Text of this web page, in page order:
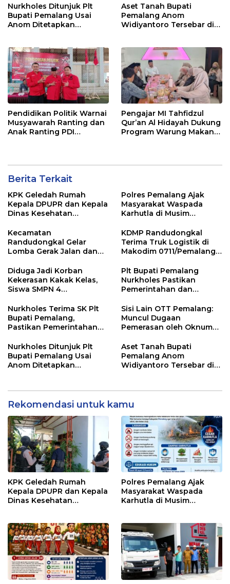
Nurkholes Ditunjuk Plt
Bupati Pemalang Usai
Anom Ditetapkan
Aset Tanah Bupati
Pemalang Anom
Widiyantoro Tersebar di
Pendidikan Politik Warnai
Musyawarah Ranting dan
Anak Ranting PDI
Pengajar MI Tahfidzul
Qur’an Al Hidayah Dukung
Program Warung Makan
Berita Terkait
KPK Geledah Rumah
Kepala DPUPR dan Kepala
Dinas Kesehatan
Polres Pemalang Ajak
Masyarakat Waspada
Karhutla di Musim
Kecamatan
Randudongkal Gelar
Lomba Gerak Jalan dan
HUT RI ke-81
KDMP Randudongkal
Terima Truk Logistik di
Makodim 0711/Pemalang
Desa
Diduga Jadi Korban
Kekerasan Kakak Kelas,
Siswa SMPN 4
Dunia
Plt Bupati Pemalang
Nurkholes Pastikan
Pemerintahan dan
Berjalan
Nurkholes Terima SK Plt
Bupati Pemalang,
Pastikan Pemerintahan
Sisi Lain OTT Pemalang:
Muncul Dugaan
Pemerasan oleh Oknum
Nurkholes Ditunjuk Plt
Bupati Pemalang Usai
Anom Ditetapkan
Aset Tanah Bupati
Pemalang Anom
Widiyantoro Tersebar di
Rekomendasi untuk kamu
KPK Geledah Rumah
Kepala DPUPR dan Kepala
Dinas Kesehatan
Polres Pemalang Ajak
Masyarakat Waspada
Karhutla di Musim